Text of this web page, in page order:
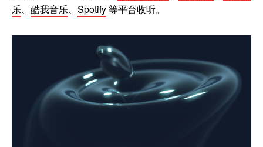
乐、 酷我音乐、 Spotify等平台收听。